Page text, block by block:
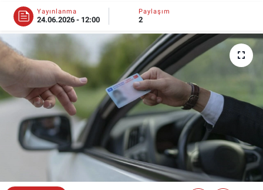
Yayınlanma
24.06.2026 - 12:00
Paylaşım
2
ESKİŞEHİR NÖBETÇİ ECZANELER
Eskişehir Haber İçerikleri
Eskişehir Hava Durumu
Eskişehir Tramvay Saatleri
Eskişehir Otobüs Saatleri